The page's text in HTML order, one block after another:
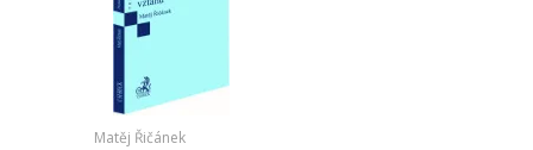
Matěj Řičánek